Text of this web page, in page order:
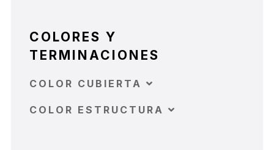
COLORES Y
TERMINACIONES
COLOR CUBIERTA
COLOR ESTRUCTURA